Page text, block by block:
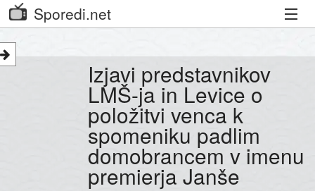
Sporedi.net
Priljubljeni kanali
Izjavi predstavnikov
LMŠ-ja in Levice o
položitvi venca k
spomeniku padlim
domobrancem v imenu
premierja Janše